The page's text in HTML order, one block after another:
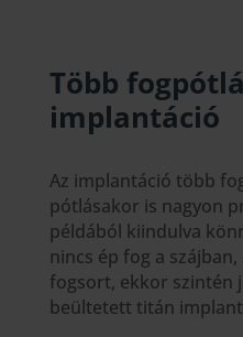
Több
implantáció
Az implantáció több
pótlásakor is nagyon
példából kiindulva
nincs ép fog a
fogsort, ekkor szintén
beültetett titán